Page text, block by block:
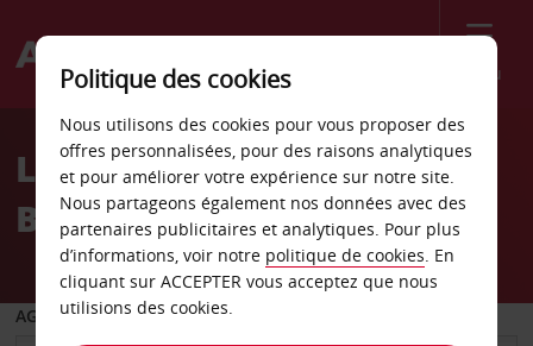
Menu
Welcome
AvisLocation de voiture Glen
Burnie, Maryland
AGENCE DE DÉPART
Politique des cookies
Nous utilisons des cookies pour vous proposer des
offres personnalisées, pour des raisons analytiques
et pour améliorer votre expérience sur notre site.
Nous partageons également nos données avec des
partenaires publicitaires et analytiques. Pour plus
d’informations, voir notre politique de cookies. En
cliquant sur ACCEPTER vous acceptez que nous
utilisions des cookies.